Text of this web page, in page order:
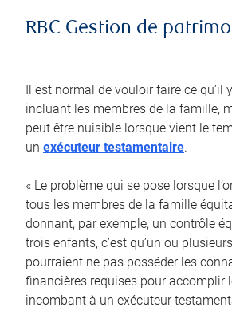
RBC Gestion de
Il est normal de vouloir faire ce qu’il
incluant les membres de la famille,
peut être nuisible lorsque vient le
un exécuteur testamentaire.
« Le problème qui se pose lorsque
tous les membres de la famille
donnant, par exemple, un contrôle
trois enfants, c’est qu’un ou
pourraient ne pas posséder les
financières requises pour accomplir
incombant à un exécuteur